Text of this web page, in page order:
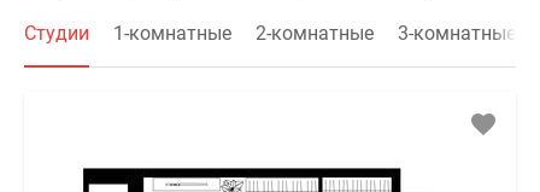
Студии 1-комнатные 2-комнатные 3-комнатные